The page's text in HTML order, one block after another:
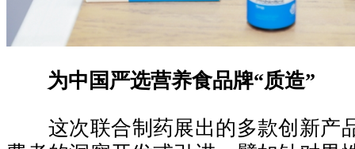
为中国严选营养食品牌“质造”
这次联合制药展出的多款创新产